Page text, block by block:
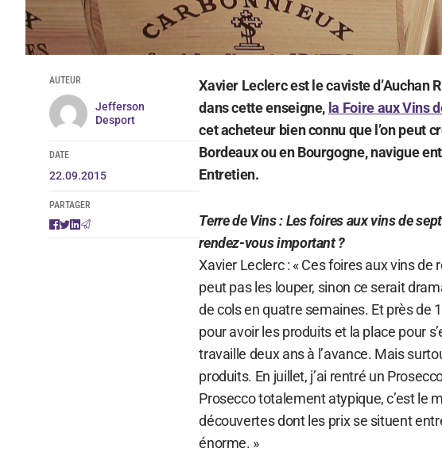
AUTEUR
Jefferson
Desport
DATE
22.09.2015
PARTAGER
Xavier Leclerc est le caviste d’Auchan
dans cette enseigne, la Foire aux Vins
cet acheteur bien connu que l’on peut
Bordeaux ou en Bourgogne, navigue
Entretien.
Terre de Vins : Les foires aux vins de
rendez-vous important ?
Xavier Leclerc : « Ces foires aux vins
peut pas les louper, sinon ce serait
de cols en quatre semaines. Et près de
pour avoir les produits et la place pour
travaille deux ans à l’avance. Mais
produits. En juillet, j’ai rentré un
Prosecco totalement atypique, c’est le
découvertes dont les prix se situent
énorme. »